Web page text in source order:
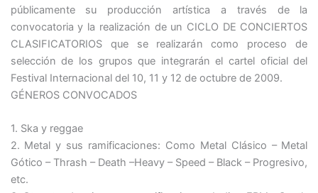
públicamente su producción artística a través de la
convocatoria y la realización de un CICLO DE CONCIERTOS
CLASIFICATORIOS que se realizarán como proceso de
selección de los grupos que integrarán el cartel oficial del
Festival Internacional del 10, 11 y 12 de octubre de 2009.
GÉNEROS CONVOCADOS
1. Ska y reggae
2. Metal y sus ramificaciones: Como Metal Clásico – Metal
Gótico – Thrash – Death –Heavy – Speed – Black – Progresivo,
etc.